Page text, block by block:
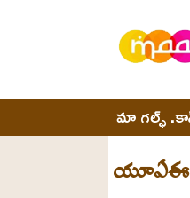
మా గల్ఫ్
యూఏఈ